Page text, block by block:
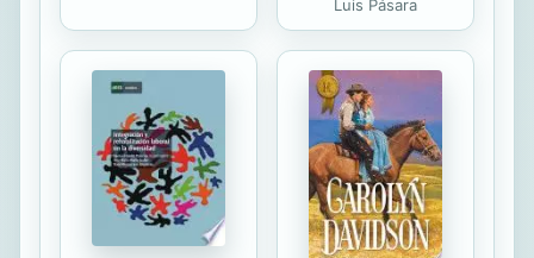
Luis Pásara